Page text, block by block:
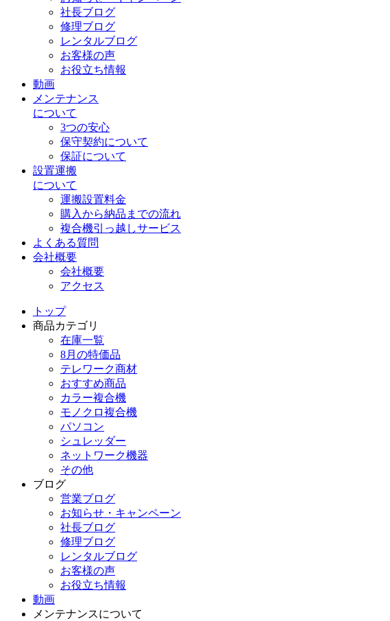
社長ブログ
修理ブログ
レンタルブログ
お客様の声
お役立ち情報
動画
メンテナンス
について
3つの安心
保守契約について
保証について
設置運搬
について
運搬設置料金
購入から納品までの流れ
複合機引っ越しサービス
よくある質問
会社概要
会社概要
アクセス
トップ
商品カテゴリ
在庫一覧
8月の特価品
テレワーク商材
おすすめ商品
カラー複合機
モノクロ複合機
パソコン
シュレッダー
ネットワーク機器
その他
ブログ
営業ブログ
お知らせ・キャンペーン
社長ブログ
修理ブログ
レンタルブログ
お客様の声
お役立ち情報
動画
メンテナンスについて